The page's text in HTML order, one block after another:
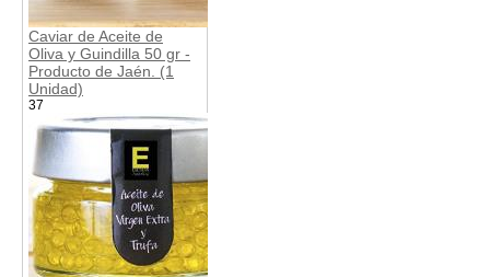
Caviar de Aceite de
Oliva y Guindilla 50 gr -
Producto de Jaén. (1
Unidad)
37